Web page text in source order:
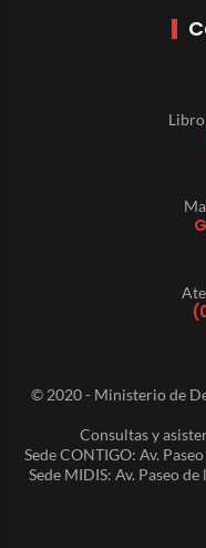
© 2020 - Ministerio de
Consultas y
Sede CONTIGO: Av.
Sede MIDIS: Av. Paseo